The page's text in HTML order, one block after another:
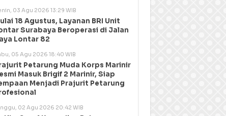
03 Agu 2026 13:29 WIB
18 Agustus, Layanan BRI Unit
Surabaya Beroperasi di Jalan
Lontar 82
05 Agu 2026 18:40 WIB
Petarung Muda Korps Marinir
Masuk Brigif 2 Marinir, Siap
Menjadi Prajurit Petarung
02 Agu 2026 20:42 WIB